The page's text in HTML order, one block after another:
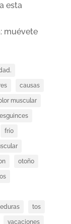
esta
muévete
causas
muscular
esguinces
frío
otoño
tos
vacaciones